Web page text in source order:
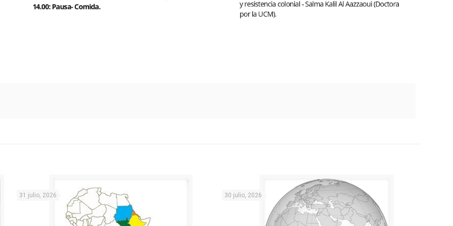
31 julio, 2026 30 julio, 2026